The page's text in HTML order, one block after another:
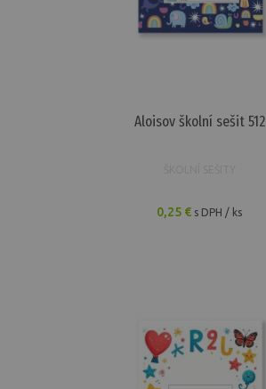
Aloisov školní sešit 512
0,25 € s DPH / ks